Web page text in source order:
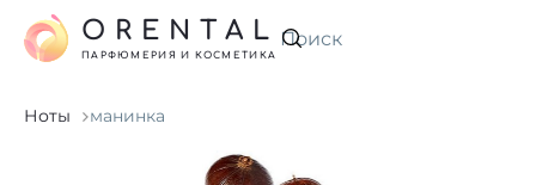
Искать
ORENTAL
ПАРФЮМЕРИЯ И КОСМЕТИКА
Ноты манинка